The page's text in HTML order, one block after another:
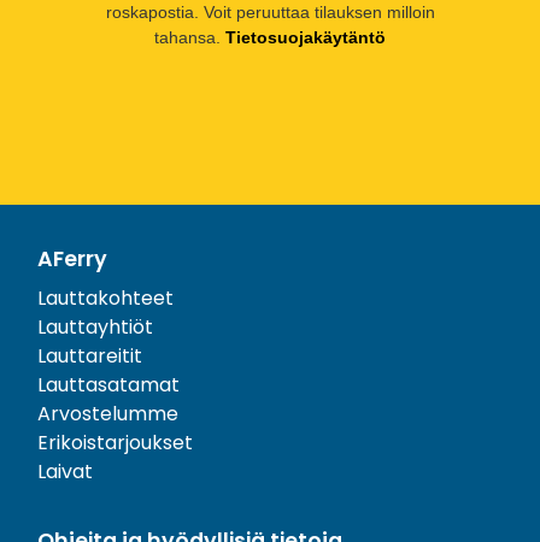
roskapostia. Voit peruuttaa tilauksen milloin
tahansa. Tietosuojakäytäntö
AFerry
Lauttakohteet
Lauttayhtiöt
Lauttareitit
Lauttasatamat
Arvostelumme
Erikoistarjoukset
Laivat